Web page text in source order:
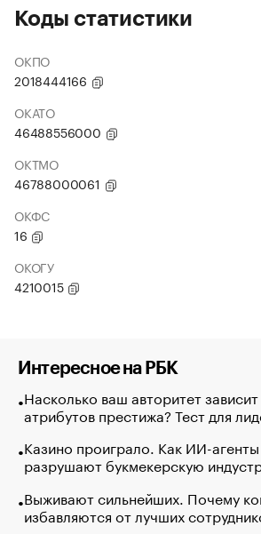
Коды статистики
ОКПО
2018444166
ОКАТО
46488556000
ОКТМО
46788000061
ОКФС
16
ОКОГУ
4210015
Интересное на РБК
Насколько ваш авторитет
атрибутов престижа? Тест для
Казино проиграло. Как ИИ-агенты
разрушают букмекерскую
Выживают сильнейших. Почему
избавляются от лучших